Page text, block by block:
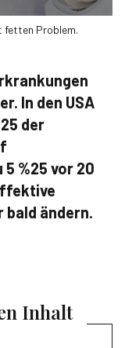
fetten Problem.
In den USA
der
%25 vor 20
bald ändern.
Inhalt